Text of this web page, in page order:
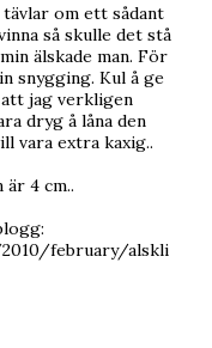
om ett sådant
så skulle det stå
älskade man. För
snygging. Kul å ge
att jag verkligen
dryg å låna den
vara extra kaxig..
4 cm..
february/alskli